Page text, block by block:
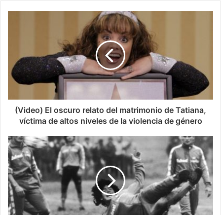
(Video) El oscuro relato del matrimonio de Tatiana,
víctima de altos niveles de la violencia de género